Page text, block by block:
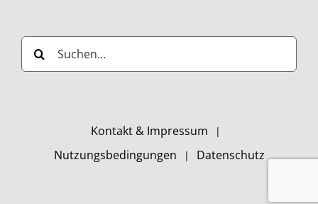
Suche
nach:
Kontakt & Impressum
Nutzungsbedingungen
Datenschutz